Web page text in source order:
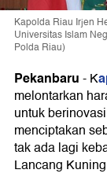
Kapolda Riau Irjen
Universitas Islam
Polda Riau)
Pekanbaru-K
melontarkan
untuk
menciptakan
tak ada lagi
Lancang